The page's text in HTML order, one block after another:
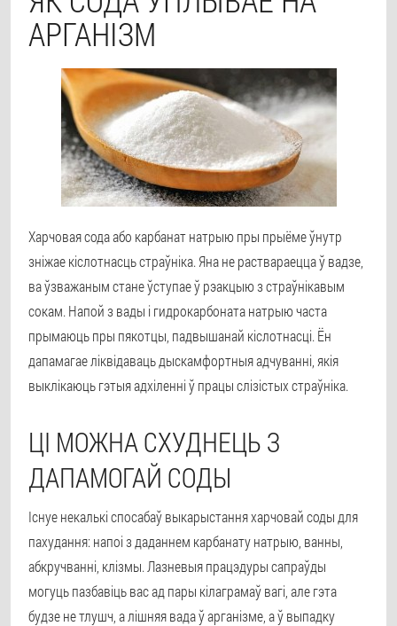
АРГАНІЗМ
Харчовая сода або карбанат натрыю пры прыёме ўнутр
зніжае кіслотнасць страўніка. Яна не раствараецца ў вадзе,
ва ўзважаным стане ўступае ў рэакцыю з страўнікавым
сокам. Напой з вады і гидрокарбоната натрыю часта
прымаюць пры пякотцы, падвышанай кіслотнасці. Ён
дапамагае ліквідаваць дыскамфортныя адчуванні, якія
выклікаюць гэтыя адхіленні ў працы слізістых страўніка.
ЦІ МОЖНА СХУДНЕЦЬ З
ДАПАМОГАЙ СОДЫ
Існуе некалькі спосабаў выкарыстання харчовай соды для
пахудання: напоі з даданнем карбанату натрыю, ванны,
абкручванні, клізмы. Лазневыя працэдуры сапраўды
могуць пазбавіць вас ад пары кілаграмаў вагі, але гэта
будзе не тлушч, а лішняя вада ў арганізме, а ў выпадку